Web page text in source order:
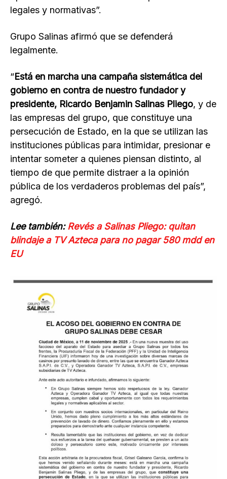
legales y normativas”.
Grupo Salinas afirmó que se defenderá
legalmente.
“Está en marcha una campaña sistemática del
gobierno en contra de nuestro fundador y
presidente, Ricardo Benjamin Salinas Pliego, y de
las empresas del grupo, que constituye una
persecución de Estado, en la que se utilizan las
instituciones públicas para intimidar, presionar e
intentar someter a quienes piensan distinto, al
tiempo de que permite distraer a la opinión
pública de los verdaderos problemas del país”,
agregó.
Lee también:Revés a Salinas Pliego: quitan
blindaje a TV Azteca para no pagar 580 mdd en
EU